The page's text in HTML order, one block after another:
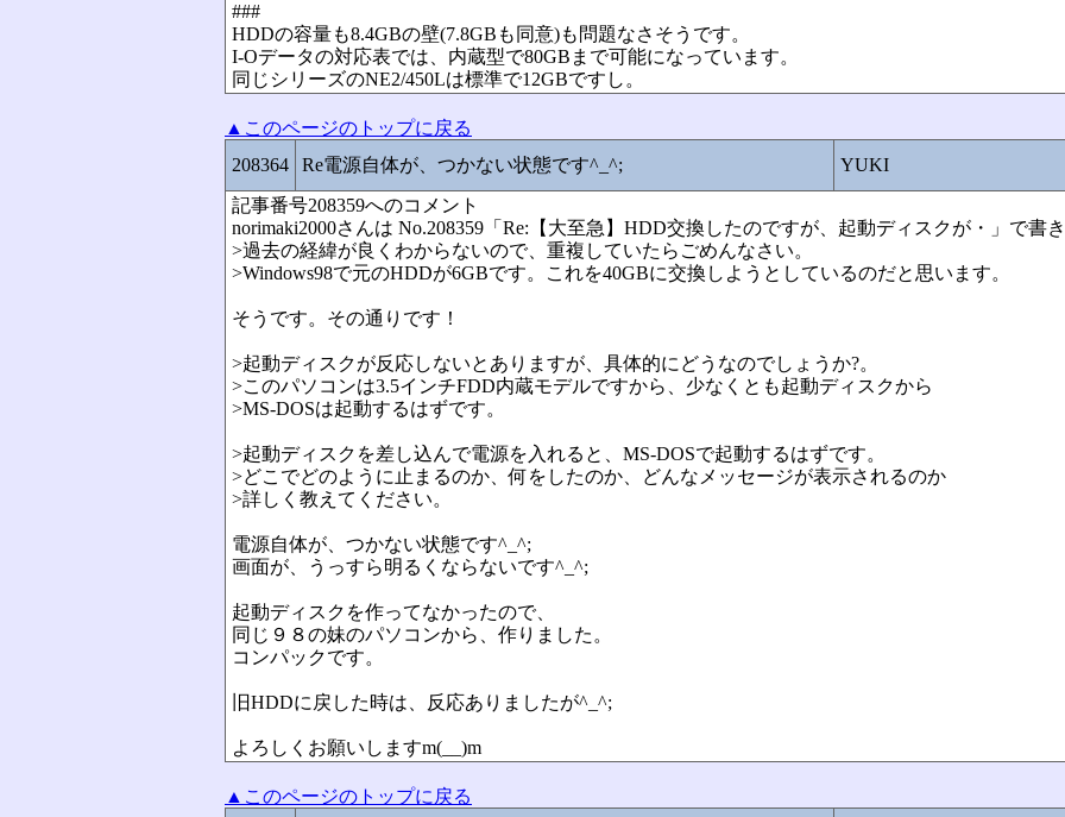
###
HDDの容量も8.4GBの壁(7.8GBも同意)も問題なさそうです。
I-Oデータの対応表では、内蔵型で80GBまで可能になっています。
同じシリーズのNE2/450Lは標準で12GBですし。
▲このページのトップに戻る
208364
Re電源自体が、つかない状態です^_^; YUKI
記事番号208359へのコメント
norimaki2000さんは No.208359「Re:【大至急】HDD交換したのですが、起動ディスクが・」で書き
>過去の経緯が良くわからないので、重複していたらごめんなさい。
>Windows98で元のHDDが6GBです。これを40GBに交換しようとしているのだと思います。
そうです。その通りです！
>起動ディスクが反応しないとありますが、具体的にどうなのでしょうか?。
>このパソコンは3.5インチFDD内蔵モデルですから、少なくとも起動ディスクから
>MS-DOSは起動するはずです。
>起動ディスクを差し込んで電源を入れると、MS-DOSで起動するはずです。
>どこでどのように止まるのか、何をしたのか、どんなメッセージが表示されるのか
>詳しく教えてください。
電源自体が、つかない状態です^_^;
画面が、うっすら明るくならないです^_^;
起動ディスクを作ってなかったので、
同じ９８の妹のパソコンから、作りました。
コンパックです。
旧HDDに戻した時は、反応ありましたが^_^;
よろしくお願いしますm(__)m
▲このページのトップに戻る